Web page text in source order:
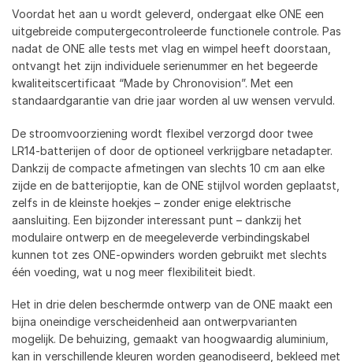
Voordat het aan u wordt geleverd, ondergaat elke ONE een
uitgebreide computergecontroleerde functionele controle. Pas
nadat de ONE alle tests met vlag en wimpel heeft doorstaan,
ontvangt het zijn individuele serienummer en het begeerde
kwaliteitscertificaat “Made by Chronovision”. Met een
standaardgarantie van drie jaar worden al uw wensen vervuld.
De stroomvoorziening wordt flexibel verzorgd door twee
LR14-batterijen of door de optioneel verkrijgbare netadapter.
Dankzij de compacte afmetingen van slechts 10 cm aan elke
zijde en de batterijoptie, kan de ONE stijlvol worden geplaatst,
zelfs in de kleinste hoekjes – zonder enige elektrische
aansluiting. Een bijzonder interessant punt – dankzij het
modulaire ontwerp en de meegeleverde verbindingskabel
kunnen tot zes ONE-opwinders worden gebruikt met slechts
één voeding, wat u nog meer flexibiliteit biedt.
Het in drie delen beschermde ontwerp van de ONE maakt een
bijna oneindige verscheidenheid aan ontwerpvarianten
mogelijk. De behuizing, gemaakt van hoogwaardig aluminium,
kan in verschillende kleuren worden geanodiseerd, bekleed met